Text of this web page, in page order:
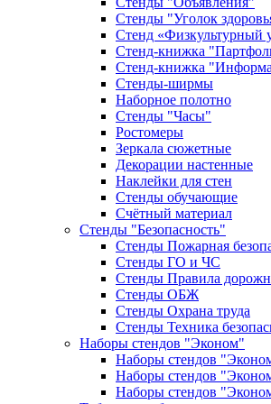
Стенды "Уголок
Стенд «Физкультурный
Стенд-книжка
Стенд-книжка
Стенды-ширмы
Наборное полотно
Стенды "Часы"
Ростомеры
Зеркала сюжетные
Декорации настенные
Наклейки для стен
Стенды обучающие
Счётный материал
Стенды "Безопасность"
Стенды Пожарная
Стенды ГО и ЧС
Стенды Правила
Стенды ОБЖ
Стенды Охрана труда
Стенды Техника
Наборы стендов "Эконом"
Наборы стендов
Наборы стендов
Наборы стендов